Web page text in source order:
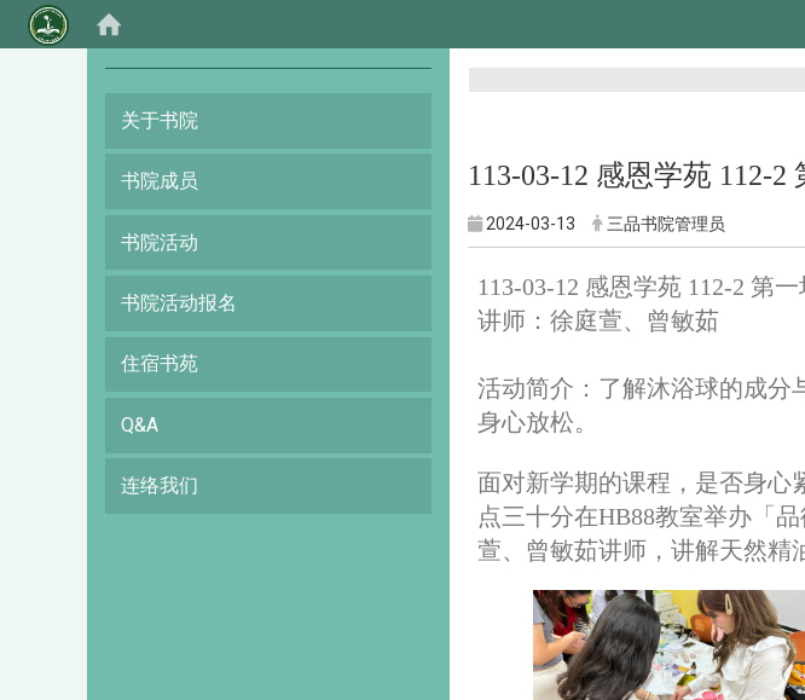
关于书院
书院成员
书院活动
书院活动报名
住宿书苑
Q&A
连络我们
113-03-12 感恩学苑 112-
2024-03-13 三品书院管理员
113-03-12 感恩学苑 112-2 第
讲师：徐庭萱、曾敏茹
活动简介： 了解沐浴球的成分
身心放松。
面对新学期的课程，是否身心
点三十分在HB88教室举办「
萱、曾敏茹讲师，讲解天然精